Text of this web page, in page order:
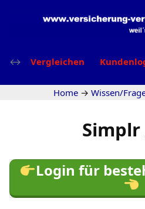
Vergleichen
Home → Wissen/
Simplr
Login für